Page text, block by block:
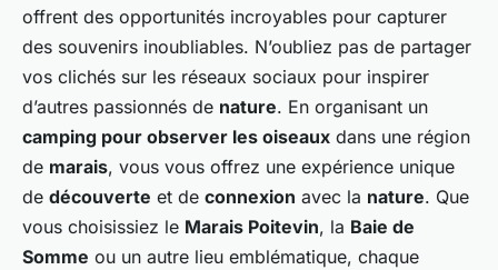
offrent des opportunités incroyables pour capturer
des souvenirs inoubliables. N’oubliez pas de partager
vos clichés sur les réseaux sociaux pour inspirer
d’autres passionnés de nature. En organisant un
camping pour observer les oiseaux dans une région
de marais, vous vous offrez une expérience unique
de découverte et de connexion avec la nature. Que
vous choisissiez le Marais Poitevin, la Baie de
Somme ou un autre lieu emblématique, chaque